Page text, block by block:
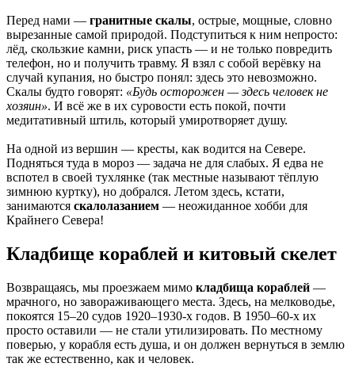
Перед нами — гранитные скалы, острые, мощные, словно
вырезанные самой природой. Подступиться к ним непросто:
лёд, скользкие камни, риск упасть — и не только повредить
телефон, но и получить травму. Я взял с собой верёвку на
случай купания, но быстро понял: здесь это невозможно.
Скалы будто говорят: «Будь осторожен — здесь человек не
хозяин». И всё же в их суровости есть покой, почти
медитативный штиль, который умиротворяет душу.
На одной из вершин — кресты, как водится на Севере.
Подняться туда в мороз — задача не для слабых. Я едва не
вспотел в своей тухлянке (так местные называют тёплую
зимнюю куртку), но добрался. Летом здесь, кстати,
занимаются скалолазанием — неожиданное хобби для
Крайнего Севера!
Кладбище кораблей и китовый скелет
Возвращаясь, мы проезжаем мимо кладбища кораблей —
мрачного, но завораживающего места. Здесь, на мелководье,
покоятся 15–20 судов 1920–1930-х годов. В 1950–60-х их
просто оставили — не стали утилизировать. По местному
поверью, у корабля есть душа, и он должен вернуться в землю
так же естественно, как и человек.